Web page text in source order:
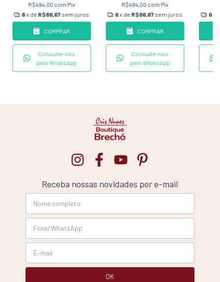
R$494,00 com Pix
6x de R$86,67sem juros
COMPRAR
Consulte-nos
pelo WhatsApp
R$494,00 com Pix
6x de R$86,67sem juros
COMPRAR
Consulte-nos
pelo WhatsApp
6
Receba nossas novidades por e-mail